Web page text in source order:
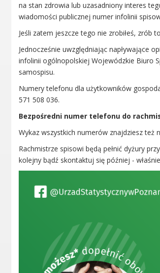
na stan zdrowia lub uzasadniony interes
wiadomości publicznej numer infolinii
Jeśli zatem jeszcze tego nie zrobiłeś, zrób
Jednocześnie uwzględniając napływające
infolinii ogólnopolskiej Wojewódzkie Biuro
samospisu.
Numery telefonu dla użytkowników
571 508 036.
Bezpośredni numer telefonu do
Wykaz wszystkich numerów znajdziesz
Rachmistrze spisowi będą pełnić dyżury
kolejny bądź skontaktuj się później -